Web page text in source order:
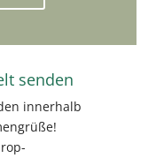
senden
innerhalb